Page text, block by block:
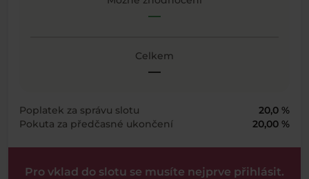
—
Celkem
—
Poplatek za správu slotu
20,0 %
Pokuta za předčasné ukončení
20,00 %
Pro vklad do slotu se musíte nejprve přihlásit.